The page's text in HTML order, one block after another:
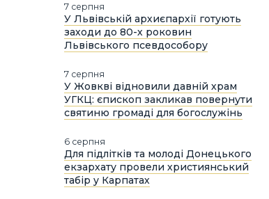
7 серпня
У Львівській архиєпархії готують
заходи до 80-х роковин
Львівського псевдособору
7 серпня
У Жовкві відновили давній храм
УГКЦ: єпископ закликав повернути
святиню громаді для богослужінь
6 серпня
Для підлітків та молоді Донецького
екзархату провели християнський
табір у Карпатах